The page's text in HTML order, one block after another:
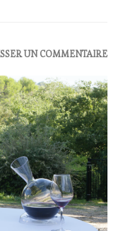
UN COMMENTAIRE